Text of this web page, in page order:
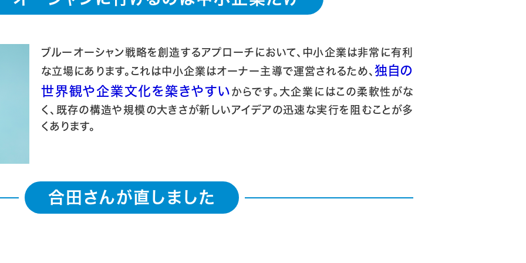
ブルーオーシャン戦略を創造するアプローチにおいて、中小企業は非常に有利
な立場にあります。これは中小企業はオーナー主導で運営されるため、 独自の
世界観や企業文化を築きやすい からです。大企業にはこの柔軟性がな
く、既存の構造や規模の大きさが新しいアイデアの迅速な実行を阻むことが多
くあります。
合田さんが直しました